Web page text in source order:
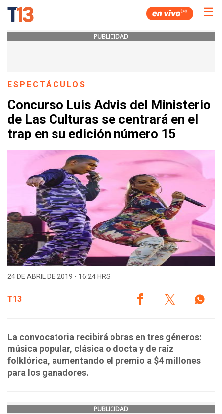
☰
PUBLICIDAD
ESPECTÁCULOS
Concurso Luis Advis del Ministerio
de Las Culturas se centrará en el
trap en su edición número 15
24 DE ABRIL DE 2019 - 16:24 HRS.
T13
La convocatoria recibirá obras en tres géneros:
música popular, clásica o docta y de raíz
folklórica, aumentando el premio a $4 millones
para los ganadores.
PUBLICIDAD